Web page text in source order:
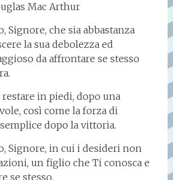
Mac Arthur
Signore, che sia abbastanza
la sua debolezza ed
da affrontare se stesso
in piedi, dopo una
così come la forza di
dopo la vittoria.
Signore, in cui i desideri non
un figlio che Ti conosca e
se stesso.